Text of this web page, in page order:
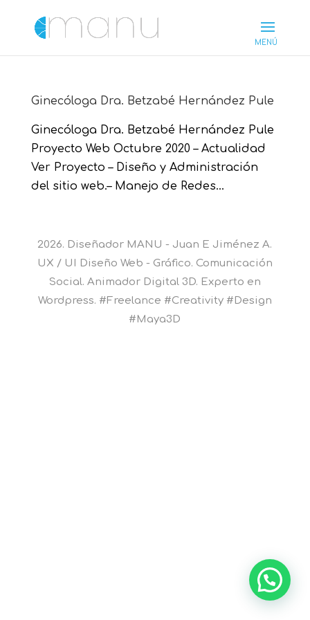
Ginecóloga Dra. Betzabé Hernández Pule
Ginecóloga Dra. Betzabé Hernández Pule
Proyecto Web Octubre 2020 – Actualidad
Ver Proyecto – Diseño y Administración
del sitio web.– Manejo de Redes...
2026. Diseñador MANU - Juan E Jiménez A.
UX / UI Diseño Web - Gráfico. Comunicación
Social. Animador Digital 3D. Experto en
Wordpress. #Freelance #Creativity #Design
#Maya3D